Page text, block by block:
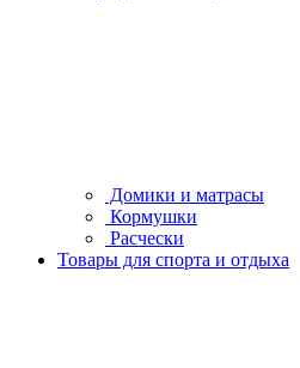
Домики и матрасы
Кормушки
Расчески
Товары для спорта и отдыха